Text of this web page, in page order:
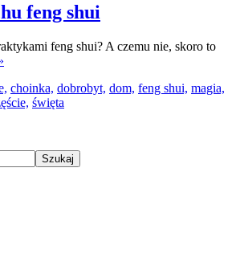
feng shui
feng shui? A czemu nie, skoro to
choinka, dobrobyt, dom, feng shui, magia,
święta